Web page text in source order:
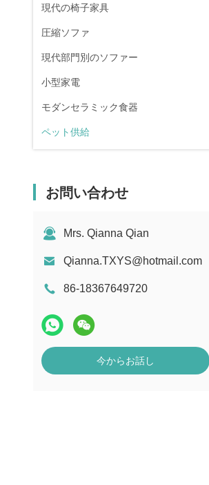
現代の椅子家具
圧縮ソファ
現代部門別のソファー
小型家電
モダンセラミック食器
ペット供給
お問い合わせ
Mrs. Qianna Qian
Qianna.TXYS@hotmail.com
86-18367649720
今からお話し